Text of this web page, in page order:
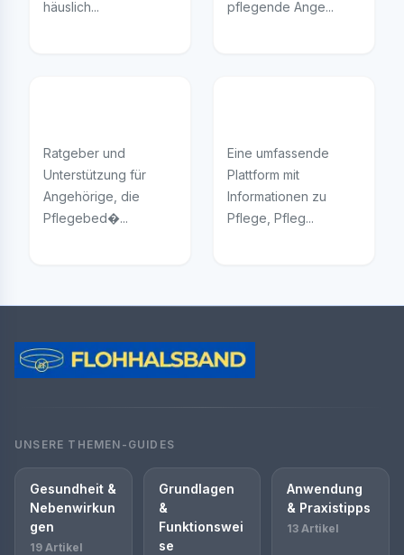
häuslich...
pflegende Ange...
Ratgeber und
Unterstützung für
Angehörige, die
Pflegebed�...
Eine umfassende
Plattform mit
Informationen zu
Pflege, Pfleg...
UNSERE THEMEN-GUIDES
Gesundheit &
Nebenwirkun
gen
19 Artikel
Grundlagen
&
Funktionswei
se
Anwendung
& Praxistipps
13 Artikel